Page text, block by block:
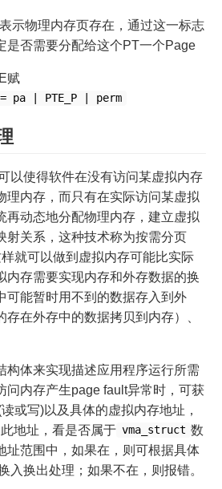
示物理内存页存在，通过这一标志
是否需要分配给这个PT一个Page
赋
pa | PTE_P | perm
以使得软件在没有访问某虚拟内存
理内存，而只有在实际访问某虚拟
再动态地分配物理内存，建立虚拟
射关系，这种技术称为按需分页
就可以做到虚拟内存可能比实际
内存需要实现内存和外存数据的换
可能暂时用不到的数据存入到外
在外存中的数据拷贝到内存）、
构体来实现描述应用程序运行所需
问内存产生page fault异常时，可获
或写)以及具体的虚拟内存地址，
地址，看是否属于 vma_struct 数
址范围中，如果在，则可根据具体
入换出处理；如果不在，则报错。